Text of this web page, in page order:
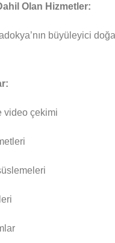
Olan Hizmetler:
büyüleyici
video çekimi